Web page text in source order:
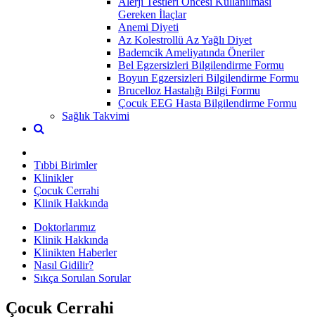
Gereken İlaçlar
Anemi Diyeti
Az Kolestrollü Az Yağlı Diyet
Bademcik Ameliyatında Öneriler
Bel Egzersizleri Bilgilendirme Formu
Boyun Egzersizleri Bilgilendirme Formu
Brucelloz Hastalığı Bilgi Formu
Çocuk EEG Hasta Bilgilendirme Formu
Sağlık Takvimi
Tıbbi Birimler
Klinikler
Çocuk Cerrahi
Klinik Hakkında
Doktorlarımız
Klinik Hakkında
Klinikten Haberler
Nasıl Gidilir?
Sıkça Sorulan Sorular
Çocuk Cerrahi